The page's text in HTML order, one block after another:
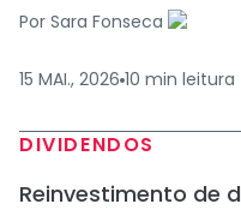
Por Sara Fonseca
15 MAI., 2026 10 min leitura
DIVIDENDOS
Reinvestimento de